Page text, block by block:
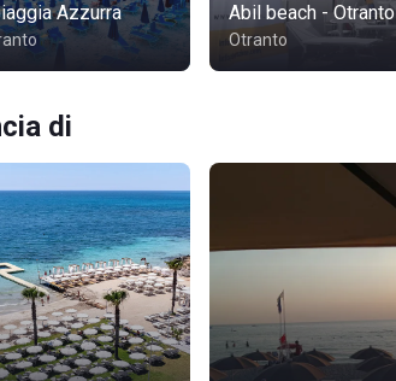
Azzurra Abil beach - Otranto
Otranto
di